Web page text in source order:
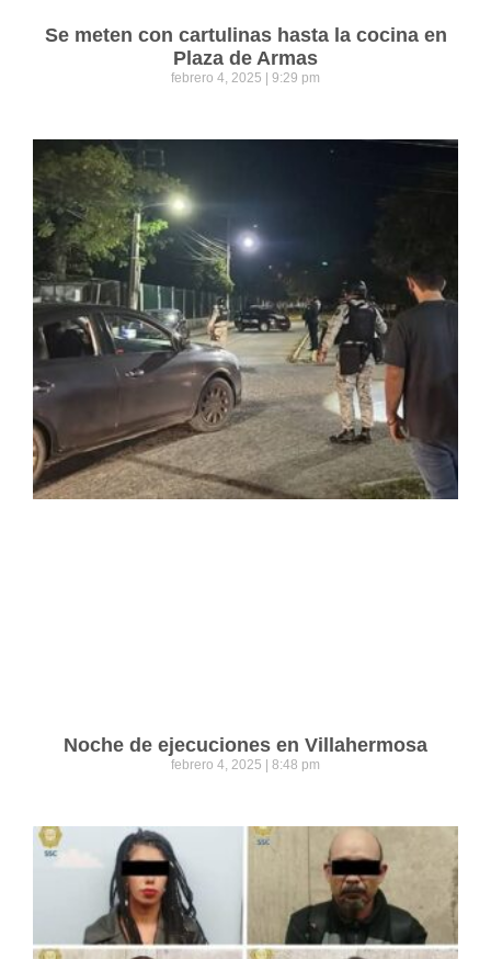
Se meten con cartulinas hasta la cocina en
Plaza de Armas
febrero 4, 2025 9:29 pm
Noche de ejecuciones en Villahermosa
febrero 4, 2025 8:48 pm